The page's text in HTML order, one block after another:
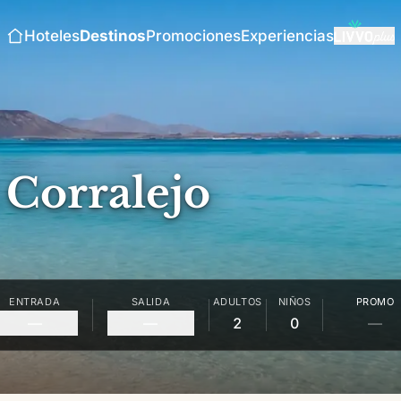
HotelesDestinosPromocionesExperiencias
Corralejo
ENTRADA SALIDA ADULTOS
2
NIÑOS
0
PROMO